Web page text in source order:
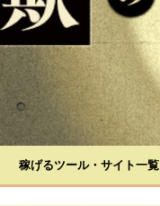
稼げるツール・サイト一覧